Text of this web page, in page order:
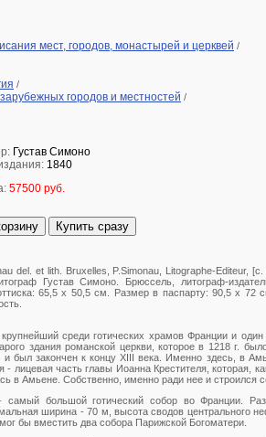
мест, городов, монастырей и церквей /
/
городов и местностей /
Густав Симоно
1840
57500 руб.
Купить сразу
del. et lith. Bruxelles, P.Simonau, Litographe-Editeur,
Густав Симоно. Брюссель, литограф-
65,5 х 50,5 см. Размер в паспарту: 90,5 х 72
среди готических храмов Франции и один
здания романской церкви, которое в 1218 г.
и был закончен к концу XIII века. Именно здесь, в
лицевая часть главы Иоанна Крестителя, которая,
в Амьене. Собственно, именно ради нее и строился
большой готический собор во Франции.
ширина - 70 м, высота сводов центрального
бы вместить два собора Парижской Богоматери.